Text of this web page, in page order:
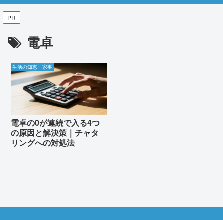
PR
電卓
生活の知恵・家事
電卓の0が連続で入る4つ
の原因と解決策｜チャタ
リングへの対処法